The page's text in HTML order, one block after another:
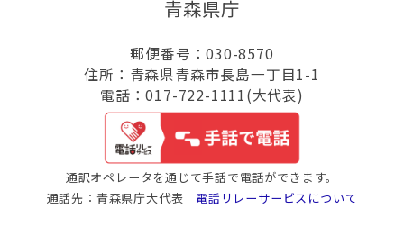
青森県庁
郵便番号：030-8570
住所：青森県青森市長島一丁目1-1
電話：017-722-1111(大代表)
通訳オペレータを通じて手話で電話ができます。
通話先：青森県庁大代表 電話リレーサービスについて